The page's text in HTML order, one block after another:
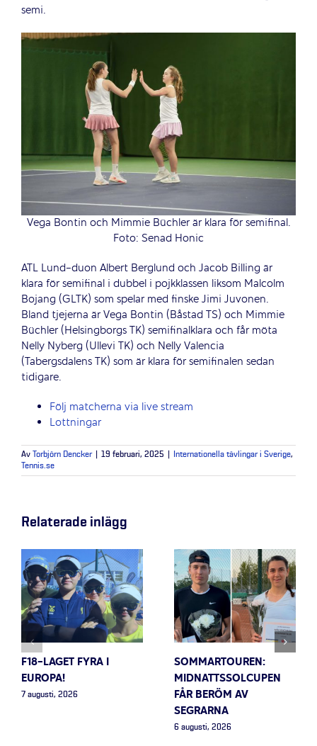
semi.
Vega Bontin och Mimmie Büchler är klara för semifinal.
Foto: Senad Honic
ATL Lund-duon Albert Berglund och Jacob Billing är
klara för semifinal i dubbel i pojkklassen liksom Malcolm
Bojang (GLTK) som spelar med finske Jimi Juvonen.
Bland tjejerna är Vega Bontin (Båstad TS) och Mimmie
Büchler (Helsingborgs TK) semifinalklara och får möta
Nelly Nyberg (Ullevi TK) och Nelly Valencia
(Tabergsdalens TK) som är klara för semifinalen sedan
tidigare.
Följ matcherna via live stream
Lottningar
Av Torbjörn Dencker 19 februari, 2025 Internationella tävlingar i Sverige,
Tennis.se
Relaterade inlägg
F18-LAGET FYRA I
EUROPA!
7 augusti, 2026
SOMMARTOUREN:
MIDNATTSSOLCUPEN
FÅR BERÖM AV
SEGRARNA
6 augusti, 2026